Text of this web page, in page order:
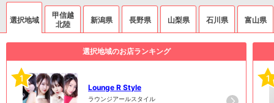
選択地域
甲信越
北陸
新潟県 長野県 山梨県 石川県 富山県
選択地域のお店ランキング
1
Lounge R Style
ラウンジアールスタイル
1